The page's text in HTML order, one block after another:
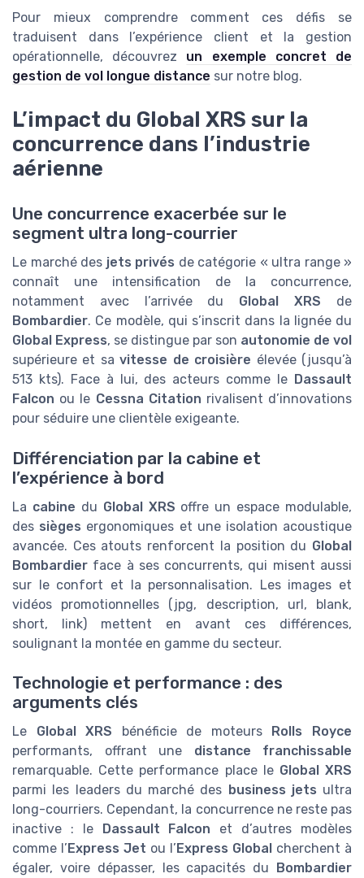
Pour mieux comprendre comment ces défis se
traduisent dans l’expérience client et la gestion
opérationnelle, découvrez un exemple concret de
gestion de vol longue distance sur notre blog.
L’impact du Global XRS sur la
concurrence dans l’industrie
aérienne
Une concurrence exacerbée sur le
segment ultra long-courrier
Le marché des jets privés de catégorie « ultra range »
connaît une intensification de la concurrence,
notamment avec l’arrivée du Global XRS de
Bombardier. Ce modèle, qui s’inscrit dans la lignée du
Global Express, se distingue par son autonomie de vol
supérieure et savitesse de croisière élevée (jusqu’à
513 kts). Face à lui, des acteurs comme le Dassault
Falcon ou le Cessna Citation rivalisent d’innovations
pour séduire une clientèle exigeante.
Différenciation par la cabine et
l’expérience à bord
La cabine du Global XRS offre un espace modulable,
des sièges ergonomiques et une isolation acoustique
avancée. Ces atouts renforcent la position du Global
Bombardier face à ses concurrents, qui misent aussi
sur le confort et la personnalisation. Les images et
vidéos promotionnelles (jpg, description, url, blank,
short, link) mettent en avant ces différences,
soulignant la montée en gamme du secteur.
Technologie et performance : des
arguments clés
Le Global XRS bénéficie de moteurs Rolls Royce
performants, offrant une distance franchissable
remarquable. Cette performance place le Global XRS
parmi les leaders du marché des business jets ultra
long-courriers. Cependant, la concurrence ne reste pas
inactive : le Dassault Falcon et d’autres modèles
comme l’Express Jet ou l’Express Global cherchent à
égaler, voire dépasser, les capacités du Bombardier